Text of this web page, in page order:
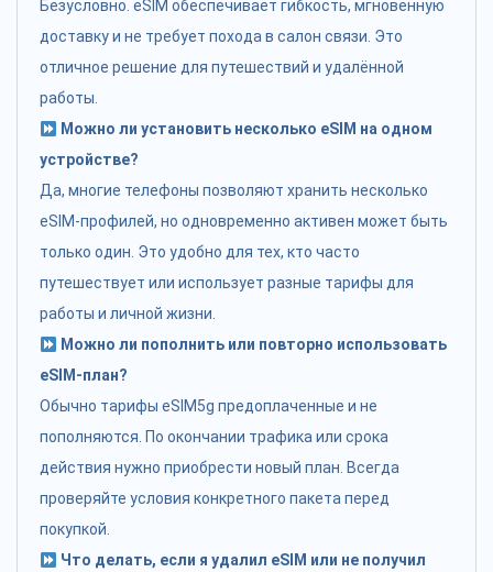
Безусловно. eSIM обеспечивает гибкость, мгновенную
доставку и не требует похода в салон связи. Это
отличное решение для путешествий и удалённой
работы.
Можно ли установить несколько eSIM на одном
устройстве?
Да, многие телефоны позволяют хранить несколько
eSIM-профилей, но одновременно активен может быть
только один. Это удобно для тех, кто часто
путешествует или использует разные тарифы для
работы и личной жизни.
Можно ли пополнить или повторно использовать
eSIM-план?
Обычно тарифы eSIM5g предоплаченные и не
пополняются. По окончании трафика или срока
действия нужно приобрести новый план. Всегда
проверяйте условия конкретного пакета перед
покупкой.
Что делать, если я удалил eSIM или не получил